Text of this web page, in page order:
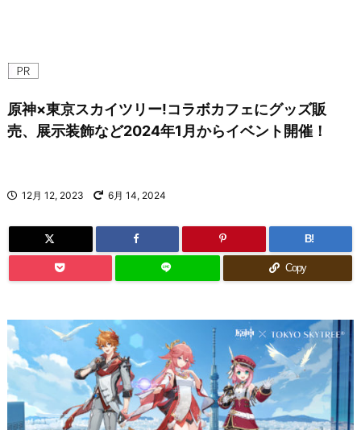
原神×東京スカイツリー!コラボカフェにグッズ販
売、展示装飾など2024年1月からイベント開催！
12月 12, 2023 6月 14, 2024
B!
Copy